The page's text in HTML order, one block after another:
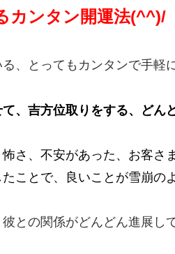
カンタン開運法(^^)/
、とってもカンタンで手軽
、吉方位取りをする、どん
さ、不安があった、お客さま
ことで、良いことが雪崩の
との関係がどんどん進展し